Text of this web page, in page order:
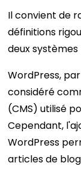
Il convient de
définitions
deux
WordPress,
considéré
(CMS) utilisé
Cependant,
WordPress
articles de